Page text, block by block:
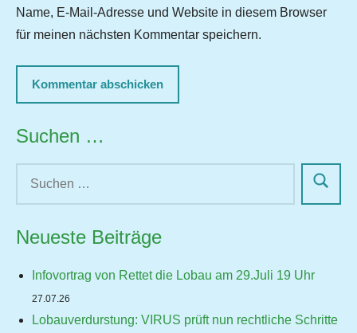
Name, E-Mail-Adresse und Website in diesem Browser
für meinen nächsten Kommentar speichern.
Suchen …
Neueste Beiträge
Infovortrag von Rettet die Lobau am 29.Juli 19 Uhr
27.07.26
Lobauverdurstung: VIRUS prüft nun rechtliche Schritte